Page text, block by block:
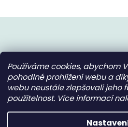
Používáme cookies, abychom
pohodlné prohlížení webu a
webu neustále zlepšovali jeho
použitelnost. Více informací
p
a
Instagram